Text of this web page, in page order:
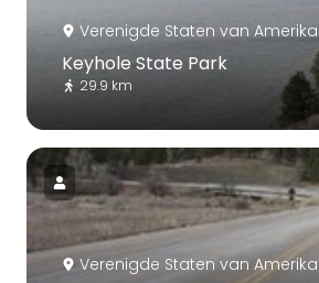
Verenigde Staten van Amerika
Keyhole State Park
29.9 km
Verenigde Staten van Amerika